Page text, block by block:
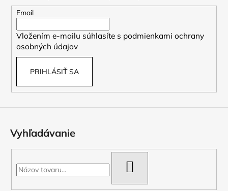
Email
Vložením e-mailu súhlasíte s podmienkami ochrany
osobných údajov
PRIHLÁSIŤ SA
Vyhľadávanie